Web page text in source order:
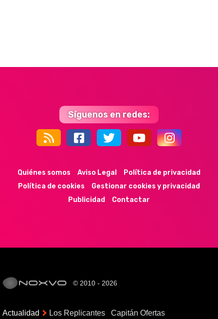
Síguenos en redes:
Quiénes somos Aviso Legal
Política de privacidad
Política de cookies
Gestionar cookies y privacidad
Publicidad
Contactar
© 2010 - 2026
Actualidad Los Replicantes Capitán Ofertas